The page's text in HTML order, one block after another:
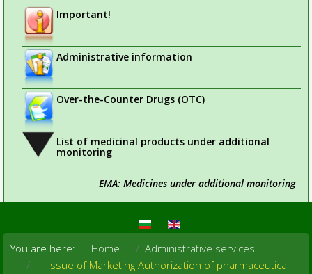
Important!
Administrative information
Over-the-Counter Drugs (OTC)
List of medicinal products under additional
monitoring
EMA: Medicines under additional monitoring
You are here: Home
Administrative services
Issue of Marketing Authorization of pharmaceutical